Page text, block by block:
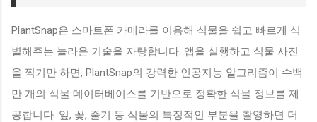
PlantSnap은 스마트폰 카메라를 이용해 식물을 쉽고 빠르게 식
별해주는 놀라운 기술을 자랑합니다. 앱을 실행하고 식물 사진
을 찍기만 하면, PlantSnap의 강력한 인공지능 알고리즘이 수백
만 개의 식물 데이터베이스를 기반으로 정확한 식물 정보를 제
공합니다. 잎, 꽃, 줄기 등 식물의 특징적인 부분을 촬영하면 더